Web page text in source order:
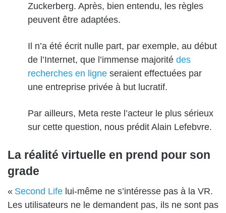
Zuckerberg. Après, bien entendu, les règles
peuvent être adaptées.
Il n’a été écrit nulle part, par exemple, au début
de l’Internet, que l’immense majorité des
recherches en ligne seraient effectuées par
une entreprise privée à but lucratif.
Par ailleurs, Meta reste l’acteur le plus sérieux
sur cette question, nous prédit Alain Lefebvre.
La réalité virtuelle en prend pour son
grade
« Second Life lui-même ne s’intéresse pas à la VR.
Les utilisateurs ne le demandent pas, ils ne sont pas